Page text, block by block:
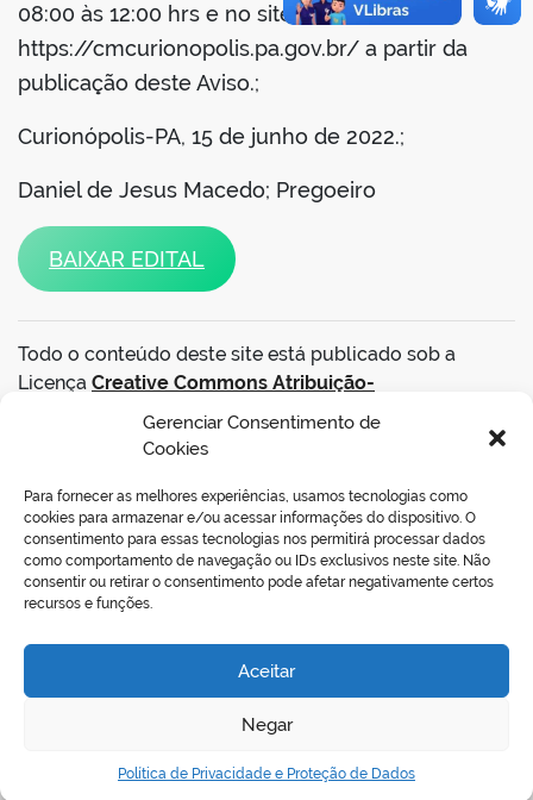
Gerenciar Consentimento de
Cookies
Para fornecer as melhores experiências, usamos tecnologias como
cookies para armazenar e/ou acessar informações do dispositivo. O
consentimento para essas tecnologias nos permitirá processar dados
como comportamento de navegação ou IDs exclusivos neste site. Não
consentir ou retirar o consentimento pode afetar negativamente certos
recursos e funções.
Aceitar
Negar
Política de Privacidade e Proteção de Dados
08:00 às 12:00 hrs e no site
https://cmcurionopolis.pa.gov.br/ a partir da
publicação deste Aviso.;
Curionópolis-PA, 15 de junho de 2022.;
Daniel de Jesus Macedo; Pregoeiro
BAIXAR EDITAL
Todo o conteúdo deste site está publicado sob a
Licença Creative Commons Atribuição-
SemDerivações 3.0 Não Adaptada
VOLTAR AO TOPO